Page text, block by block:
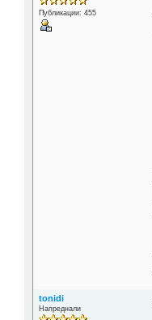
Публикации: 455
tonidi
Напреднали